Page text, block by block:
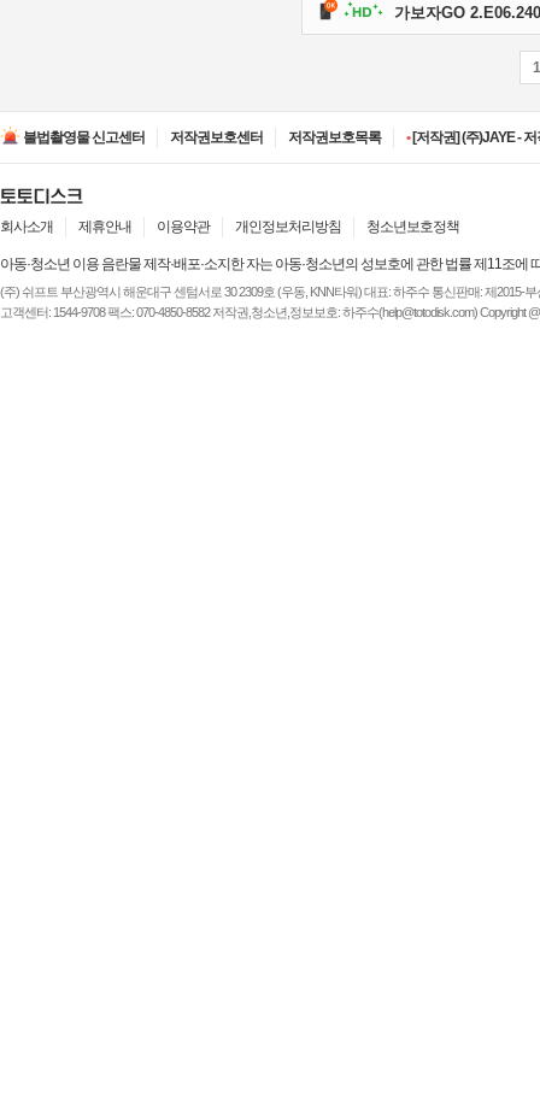
가보자GO
1
불법촬영물 신고센터 저작권보호센터 저작권보호목록
•[저작권] (주)JAYE -
•[저작권] (주)디즈니엔
회사소개 제휴안내 이용약관 개인정보처리방침 청소년보호정책
아동·청소년 이용 음란물 제작·배포·소지한 자는 아동·청소년의 성보호에 관한 법률 제11조에
(주) 쉬프트 부산광역시 해운대구 센텀서로 30 2309호 (우동, KNN타워) 대표: 하주수 통신판매: 제2015-
고객센터: 1544-9708 팩스: 070-4850-8582 저작권,청소년,정보보호: 하주수(help@totodisk.com) Copyright